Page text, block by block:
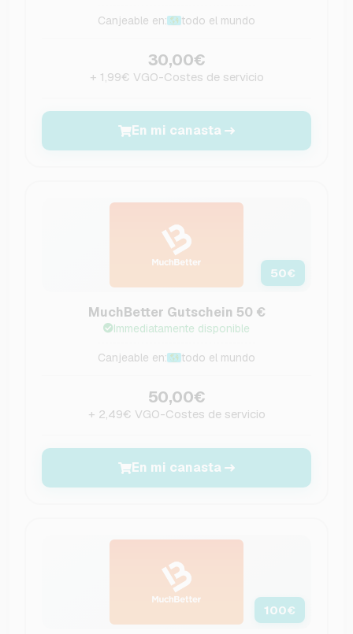
Canjeable en: todo el mundo
30,00€
+ 1,99€ VGO-Costes de servicio
En mi canasta
50€
MuchBetter Gutschein 50 €
Immediatamente disponible
Canjeable en: todo el mundo
50,00€
+ 2,49€ VGO-Costes de servicio
En mi canasta
100€